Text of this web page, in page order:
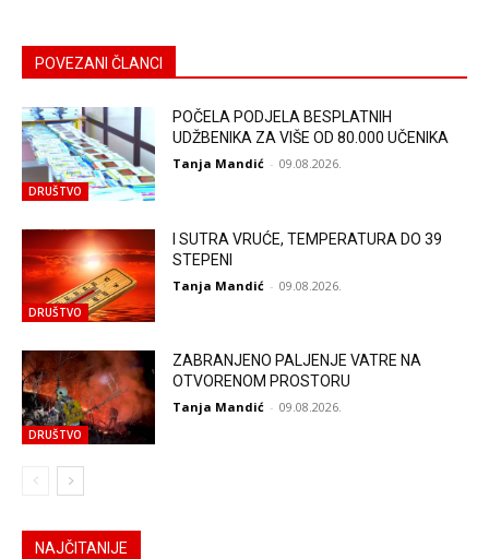
POVEZANI ČLANCI
DRUŠTVO
POČELA PODJELA BESPLATNIH
UDŽBENIKA ZA VIŠE OD 80.000 UČENIKA
Tanja Mandić - 09.08.2026.
DRUŠTVO
I SUTRA VRUĆE, TEMPERATURA DO 39
STEPENI
Tanja Mandić - 09.08.2026.
DRUŠTVO
ZABRANJENO PALJENJE VATRE NA
OTVORENOM PROSTORU
Tanja Mandić - 09.08.2026.
NAJČITANIJE